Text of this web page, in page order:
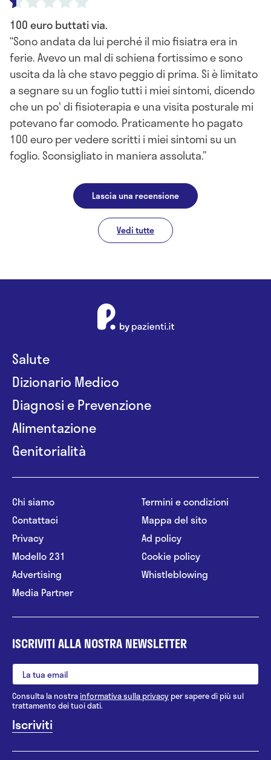
100 euro buttati via.
Sono andata da lui perché il mio fisiatra era in
ferie. Avevo un mal di schiena fortissimo e sono
uscita da là che stavo peggio di prima. Si è limitato
a segnare su un foglio tutti i miei sintomi, dicendo
che un po' di fisioterapia e una visita posturale mi
potevano far comodo. Praticamente ho pagato
100 euro per vedere scritti i miei sintomi su un
foglio. Sconsigliato in maniera assoluta.
Lascia una recensione
Vedi tutte
Salute
Dizionario Medico
Diagnosi e Prevenzione
Alimentazione
Genitorialità
Chi siamo
Contattaci
Privacy
Modello 231
Advertising
Media Partner
Termini e condizioni
Mappa del sito
Ad policy
Cookie policy
Whistleblowing
ISCRIVITI ALLA NOSTRA NEWSLETTER
Consulta la nostrainformativa sulla privacy per sapere di più sul
trattamento dei tuoi dati.